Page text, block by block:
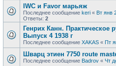
IWC и Favor марьяж
Последнее сообщение keri « Вт янв
Ответы: 2
Генрих Канн. Практическое
Выпуск 4 1938 г
Последнее сообщение XAKAS « Пт
Шварц этиен 7750 route
Последнее сообщение Badrov « Чт